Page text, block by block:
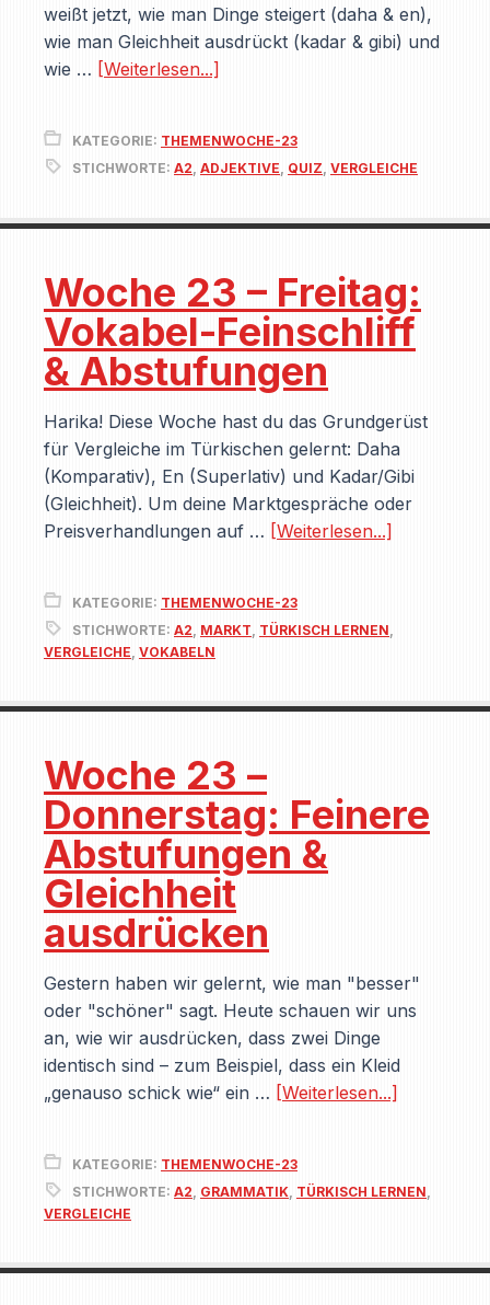
weißt jetzt, wie man Dinge steigert (daha & en),
wie man Gleichheit ausdrückt (kadar & gibi) und
wie … [Weiterlesen...]
KATEGORIE: THEMENWOCHE-23
STICHWORTE: A2, ADJEKTIVE, QUIZ, VERGLEICHE
Woche 23 – Freitag:
Vokabel-Feinschliff
& Abstufungen
Harika! Diese Woche hast du das Grundgerüst
für Vergleiche im Türkischen gelernt: Daha
(Komparativ), En (Superlativ) und Kadar/Gibi
(Gleichheit). Um deine Marktgespräche oder
Preisverhandlungen auf … [Weiterlesen...]
KATEGORIE: THEMENWOCHE-23
STICHWORTE: A2, MARKT, TÜRKISCH LERNEN,
VERGLEICHE, VOKABELN
Woche 23 –
Donnerstag: Feinere
Abstufungen &
Gleichheit
ausdrücken
Gestern haben wir gelernt, wie man "besser"
oder "schöner" sagt. Heute schauen wir uns
an, wie wir ausdrücken, dass zwei Dinge
identisch sind – zum Beispiel, dass ein Kleid
„genauso schick wie“ ein … [Weiterlesen...]
KATEGORIE: THEMENWOCHE-23
STICHWORTE: A2, GRAMMATIK, TÜRKISCH LERNEN,
VERGLEICHE